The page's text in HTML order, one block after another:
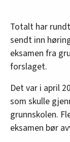
Totalt har
sendt inn
eksamen fra
forslaget.
Det var i april
som skulle
grunnskolen.
eksamen bør